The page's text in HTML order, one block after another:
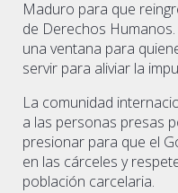
Maduro para que
de Derechos
una ventana para
servir para aliviar la
La comunidad
a las personas presas
presionar para que el
en las cárceles y
población carcelaria.